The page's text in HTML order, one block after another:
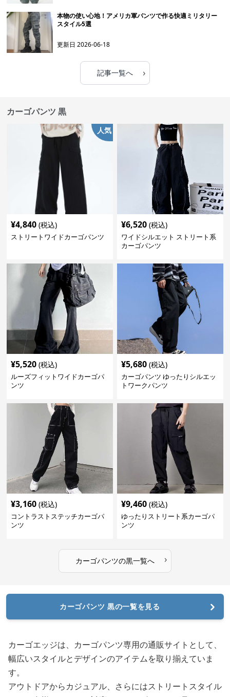
本物の使い心地！アメリカ軍パンツで作る快適ミリタリー
スタイル5選
更新日2026-06-18
記事一覧へ ›
カーゴパンツ 黒
人気
¥4,840 (税込)
ストリートワイドカーゴパンツ
¥6,520 (税込)
ワイドシルエット ストリート系
カーゴパンツ
¥5,520 (税込)
ルーズフィットワイドカーゴパ
ンツ
¥5,680 (税込)
カーゴパンツ ゆったりシルエッ
トワークパンツ
¥3,160 (税込)
コントラストステッチカーゴパ
ンツ
¥9,460 (税込)
ゆったりストリート系カーゴパ
ンツ
カーゴパンツの黒一覧へ ›
カーゴパンツ 黒の一覧を見る
カーゴエッジは、カーゴパンツ専用の通販サイトとして、
幅広いスタイルとデザインのアイテムを取り揃えていま
す。
アウトドアからカジュアル、さらにはストリートスタイル